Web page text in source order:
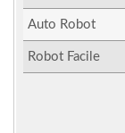
Auto Robot
Robot Facile